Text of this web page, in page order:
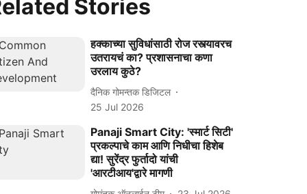
Stories
हक्काच्या सुविधांसाठी रोज रस्त्यावरच
उतरायचं का? प्रशासनाचा कणा
उरलाय कुठे?
दैनिक गोमन्तक डिजिटल
25 Jul 2026
Panaji Smart City: 'स्मार्ट सिटी'
प्रकल्पाचे काम आणि निधीचा हिशेब
द्या! सुरेंद्र फुर्तादो यांची
'आरटीआय'द्वारे मागणी